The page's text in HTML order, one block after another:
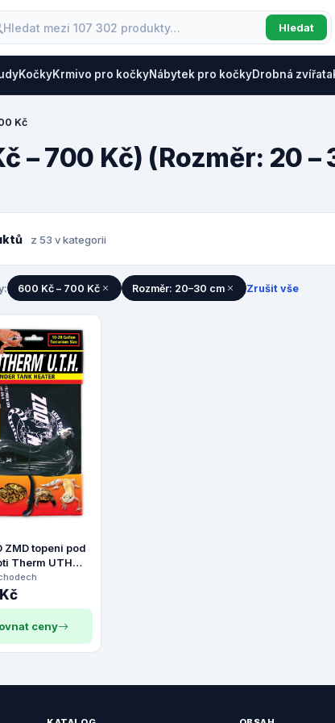
Hledat
KočkyKrmivo pro kočkyNábytek pro kočkyDrobná zvířata
Kč
– 700 Kč) (Rozměr: 20 –
z 53 v kategorii
600 Kč – 700 Kč Rozměr: 20–30 cm Zrušit vše
ZMD topeni pod
Therm UTH
ceny